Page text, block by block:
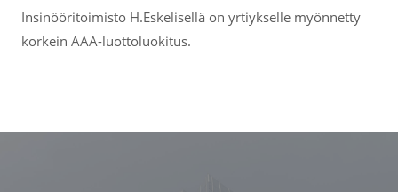
Insinööritoimisto H.Eskelisellä on yrtiykselle myönnetty
korkein AAA-luottoluokitus.